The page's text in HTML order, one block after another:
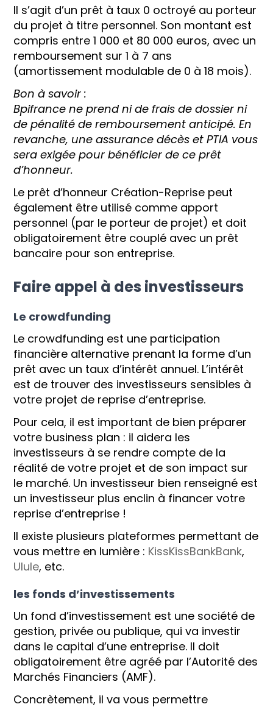
Il s’agit d’un prêt à taux 0 octroyé au porteur
du projet à titre personnel. Son montant est
compris entre 1 000 et 80 000 euros, avec un
remboursement sur 1 à 7 ans
(amortissement modulable de 0 à 18 mois).
Bon à savoir :
Bpifrance ne prend ni de frais de dossier ni
de pénalité de remboursement anticipé. En
revanche, une assurance décès et PTIA vous
sera exigée pour bénéficier de ce prêt
d’honneur.
Le prêt d’honneur Création-Reprise peut
également être utilisé comme apport
personnel (par le porteur de projet) et doit
obligatoirement être couplé avec un prêt
bancaire pour son entreprise.
Faire appel à des investisseurs
Le crowdfunding
Le crowdfunding est une participation
financière alternative prenant la forme d’un
prêt avec un taux d’intérêt annuel. L’intérêt
est de trouver des investisseurs sensibles à
votre projet de reprise d’entreprise.
Pour cela, il est important de bien préparer
votre business plan : il aidera les
investisseurs à se rendre compte de la
réalité de votre projet et de son impact sur
le marché. Un investisseur bien renseigné est
un investisseur plus enclin à financer votre
reprise d’entreprise !
Il existe plusieurs plateformes permettant de
vous mettre en lumière : KissKissBankBank,
Ulule, etc.
les fonds d’investissements
Un fond d’investissement est une société de
gestion, privée ou publique, qui va investir
dans le capital d’une entreprise. Il doit
obligatoirement être agréé par l’Autorité des
Marchés Financiers (AMF).
Concrètement, il va vous permettre